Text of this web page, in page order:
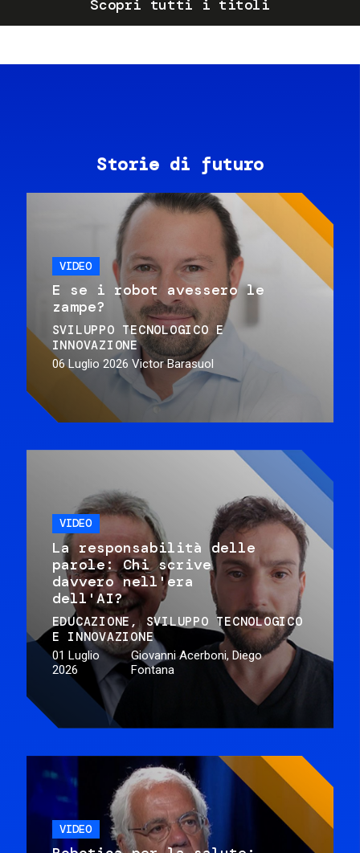
Scopri tutti i titoli
Storie di futuro
VIDEO
E se i robot avessero le
zampe?
SVILUPPO TECNOLOGICO E
INNOVAZIONE
06 Luglio 2026 Victor Barasuol
VIDEO
La responsabilità delle
parole: Chi scrive
davvero nell'era
dell'AI?
EDUCAZIONE
SVILUPPO TECNOLOGICO
E INNOVAZIONE
01 Luglio
2026
Giovanni Acerboni, Diego
Fontana
VIDEO